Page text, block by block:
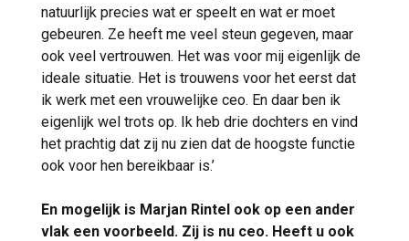
natuurlijk precies wat er speelt en wat er moet
gebeuren. Ze heeft me veel steun gegeven, maar
ook veel vertrouwen. Het was voor mij eigenlijk de
ideale situatie. Het is trouwens voor het eerst dat
ik werk met een vrouwelijke ceo. En daar ben ik
eigenlijk wel trots op. Ik heb drie dochters en vind
het prachtig dat zij nu zien dat de hoogste functie
ook voor hen bereikbaar is.’
En mogelijk is Marjan Rintel ook op een ander
vlak een voorbeeld. Zij is nu ceo. Heeft u ook